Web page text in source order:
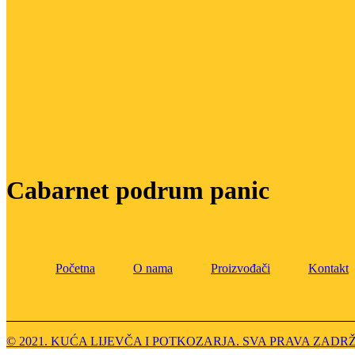
Cabarnet podrum panic
Početna O nama Proizvođači Kontakt
© 2021. KUĆA LIJEVČA I POTKOZARJA. SVA PRAVA